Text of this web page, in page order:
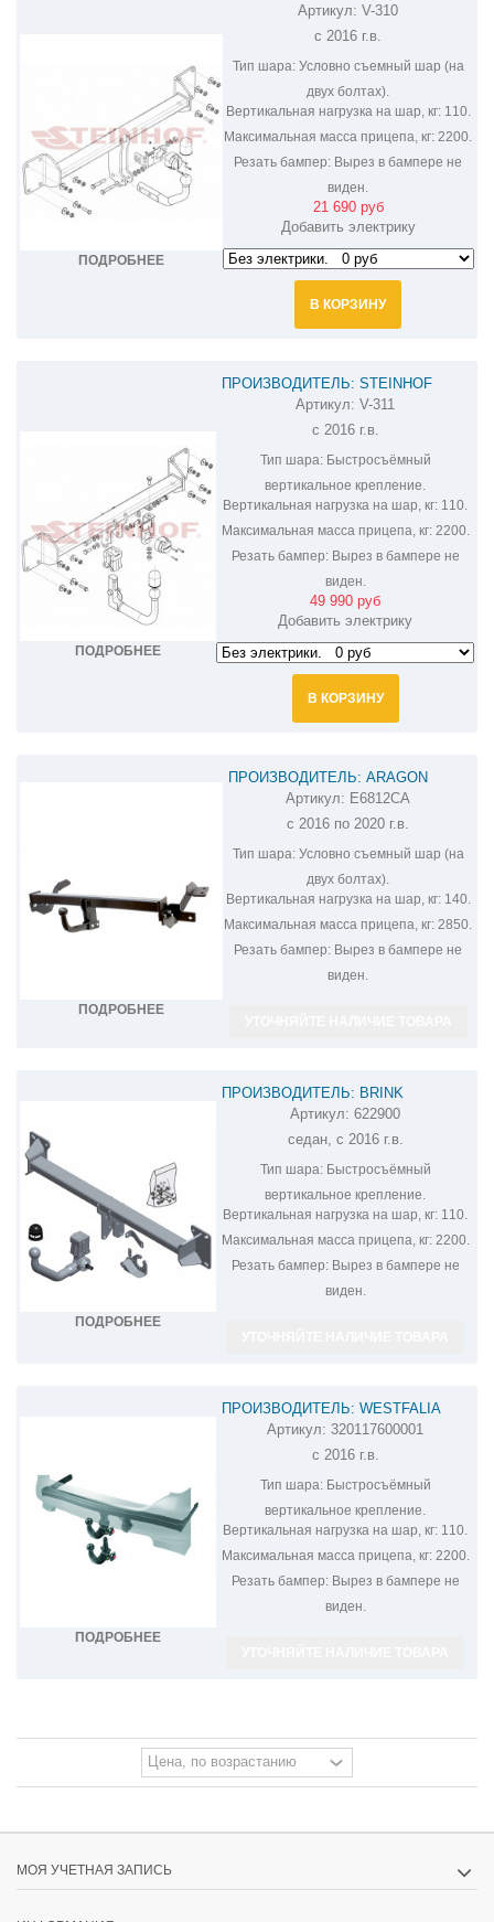
ПОДРОБНЕЕ
ФАРКОП НА VOLVO S90 V-310
Артикул: V-310
с 2016 г.в.
Тип шара:Условно съемный шар (на
двух болтах).
Вертикальная нагрузка на шар, кг:110.
Максимальная масса прицепа, кг: 2200.
Резать бампер: Вырез в бампере не
виден.
21 690 руб
Добавить электрику
В КОРЗИНУ
ПОДРОБНЕЕ
ПРОИЗВОДИТЕЛЬ: STEINHOF
ФАРКОП НА VOLVO S90 V-311
Артикул: V-311
с 2016 г.в.
Тип шара:Быстросъёмный
вертикальное крепление.
Вертикальная нагрузка на шар, кг: 110.
Максимальная масса прицепа, кг:2200.
Резать бампер:Вырез в бампере не
виден.
49 990 руб
Добавить электрику
В КОРЗИНУ
ПОДРОБНЕЕ
ПРОИЗВОДИТЕЛЬ: ARAGON
ФАРКОП НА VOLVO S90 E6812CA
Артикул: E6812CA
с 2016 по 2020 г.в.
Тип шара:Условно съемный шар (на
двух болтах).
Вертикальная нагрузка на шар, кг:140.
Максимальная масса прицепа, кг: 2850.
Резать бампер: Вырез в бампере не
виден.
ПОДРОБНЕЕ
ПРОИЗВОДИТЕЛЬ: BRINK
ФАРКОП НА VOLVO S90 622900
Артикул: 622900
седан, с 2016 г.в.
Тип шара:Быстросъёмный
вертикальное крепление.
Вертикальная нагрузка на шар, кг: 110.
Максимальная масса прицепа, кг:2200.
Резать бампер:Вырез в бампере не
виден.
ПОДРОБНЕЕ
ПРОИЗВОДИТЕЛЬ: WESTFALIA
ФАРКОП НА VOLVO S90 320117600001
Артикул: 320117600001
с 2016 г.в.
Тип шара:Быстросъёмный
вертикальное крепление.
Вертикальная нагрузка на шар, кг: 110.
Максимальная масса прицепа, кг:2200.
Резать бампер:Вырез в бампере не
виден.
МОЯ УЧЕТНАЯ ЗАПИСЬ